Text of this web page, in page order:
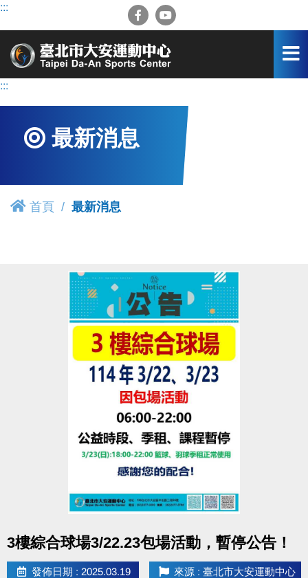
跳
容
:::
:::
最新消息
首頁 最新消息
3樓綜合球場3/22.23包場活動，暫停公告！
發佈日期 : 2025.03.19 來源 : 臺北市大安運動中心